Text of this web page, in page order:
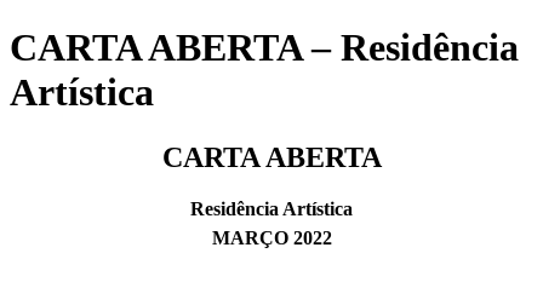
CARTA ABERTA – Residência
Artística
CARTA ABERTA
Residência Artística
MARÇO 2022